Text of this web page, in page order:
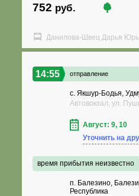
752 руб.
Данилова-Швец Дарья
14:55 отправление
с. Якшур-Бодья,
Автовокзал, ул.
Август: 9, 10
Уточнить на
время прибытия неизвестно
п. Балезино,
Республика